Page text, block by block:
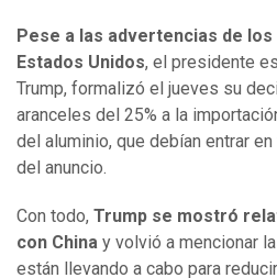
Pese a las advertencias de
Estados Unidos, el presidente
Trump, formalizó el jueves su
aranceles del 25% a la
del aluminio, que debían entrar
del anuncio.
Con todo, Trump se mostró
con China y volvió a mencionar
están llevando a cabo para